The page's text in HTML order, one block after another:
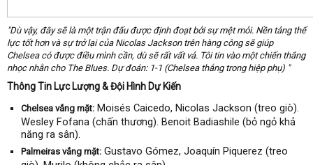
"Dù vậy, đây sẽ là một trận đấu được định đoạt bởi sự mệt mỏi. Nền tảng thể
lực tốt hơn và sự trở lại của Nicolas Jackson trên hàng công sẽ giúp
Chelsea có được điều mình cần, dù sẽ rất vất vả. Tôi tin vào một chiến thắng
nhọc nhằn cho The Blues. Dự đoán: 1-1 (Chelsea thắng trong hiệp phụ) "
Thông Tin Lực Lượng & Đội Hình Dự Kiến
Chelsea vắng mặt: Moisés Caicedo, Nicolas Jackson (treo giò).
Wesley Fofana (chấn thương). Benoit Badiashile (bỏ ngỏ khả
năng ra sân).
Palmeiras vắng mặt: Gustavo Gómez, Joaquín Piquerez (treo